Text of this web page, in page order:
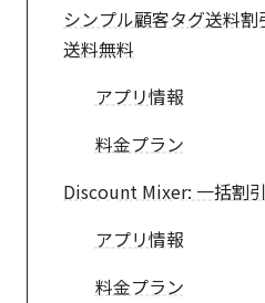
シンプル顧客タグ送料
送料無料
アプリ情報
料金プラン
Discount Mixer: 一括割引
アプリ情報
料金プラン